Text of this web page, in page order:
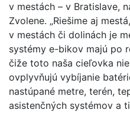
v mestách – v Bratislave,
Zvolene. „Riešime aj
v mestách či dolinách je
systémy e-bikov majú po
čiže toto naša cieľovka
ovplyvňujú vybíjanie
nastúpané metre, terén,
asistenčných systémov a